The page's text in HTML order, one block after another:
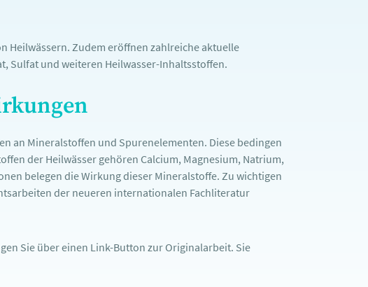
Heilwässern. Zudem eröffnen zahlreiche aktuelle
Sulfat und weiteren Heilwasser-Inhaltsstoffen.
an Mineralstoffen und Spurenelementen. Diese bedingen
der Heilwässer gehören Calcium, Magnesium, Natrium,
belegen die Wirkung dieser Mineralstoffe. Zu wichtigen
der neueren internationalen Fachliteratur
Sie über einen Link-Button zur Originalarbeit. Sie